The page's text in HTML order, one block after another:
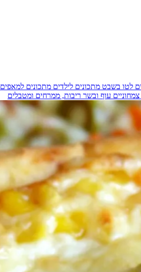
לטו בשבט מתכונים לילדים מתכונים למאפים
עוף ובשר ריבות, ממרחים ומטבלים